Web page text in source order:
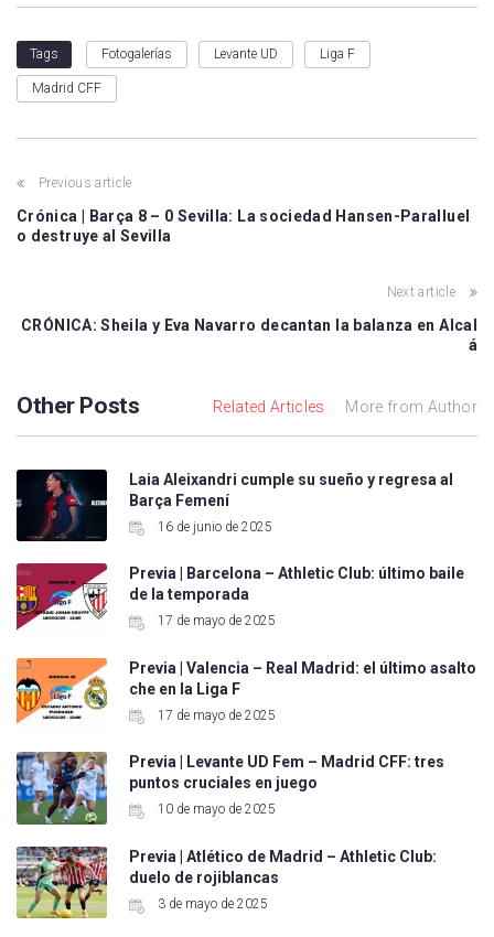
Tags Fotogalerías Levante UD Liga F
Madrid CFF
Previous article
Crónica | Barça 8 – 0 Sevilla: La sociedad Hansen-Paralluel
o destruye al Sevilla
Next article
CRÓNICA: Sheila y Eva Navarro decantan la balanza en Alcal
á
Other Posts Related Articles More from Author
Laia Aleixandri cumple su sueño y regresa al
Barça Femení
16 de junio de 2025
Previa | Barcelona – Athletic Club: último baile
de la temporada
17 de mayo de 2025
Previa | Valencia – Real Madrid: el último asalto
che en la Liga F
17 de mayo de 2025
Previa | Levante UD Fem – Madrid CFF: tres
puntos cruciales en juego
10 de mayo de 2025
Previa | Atlético de Madrid – Athletic Club:
duelo de rojiblancas
3 de mayo de 2025